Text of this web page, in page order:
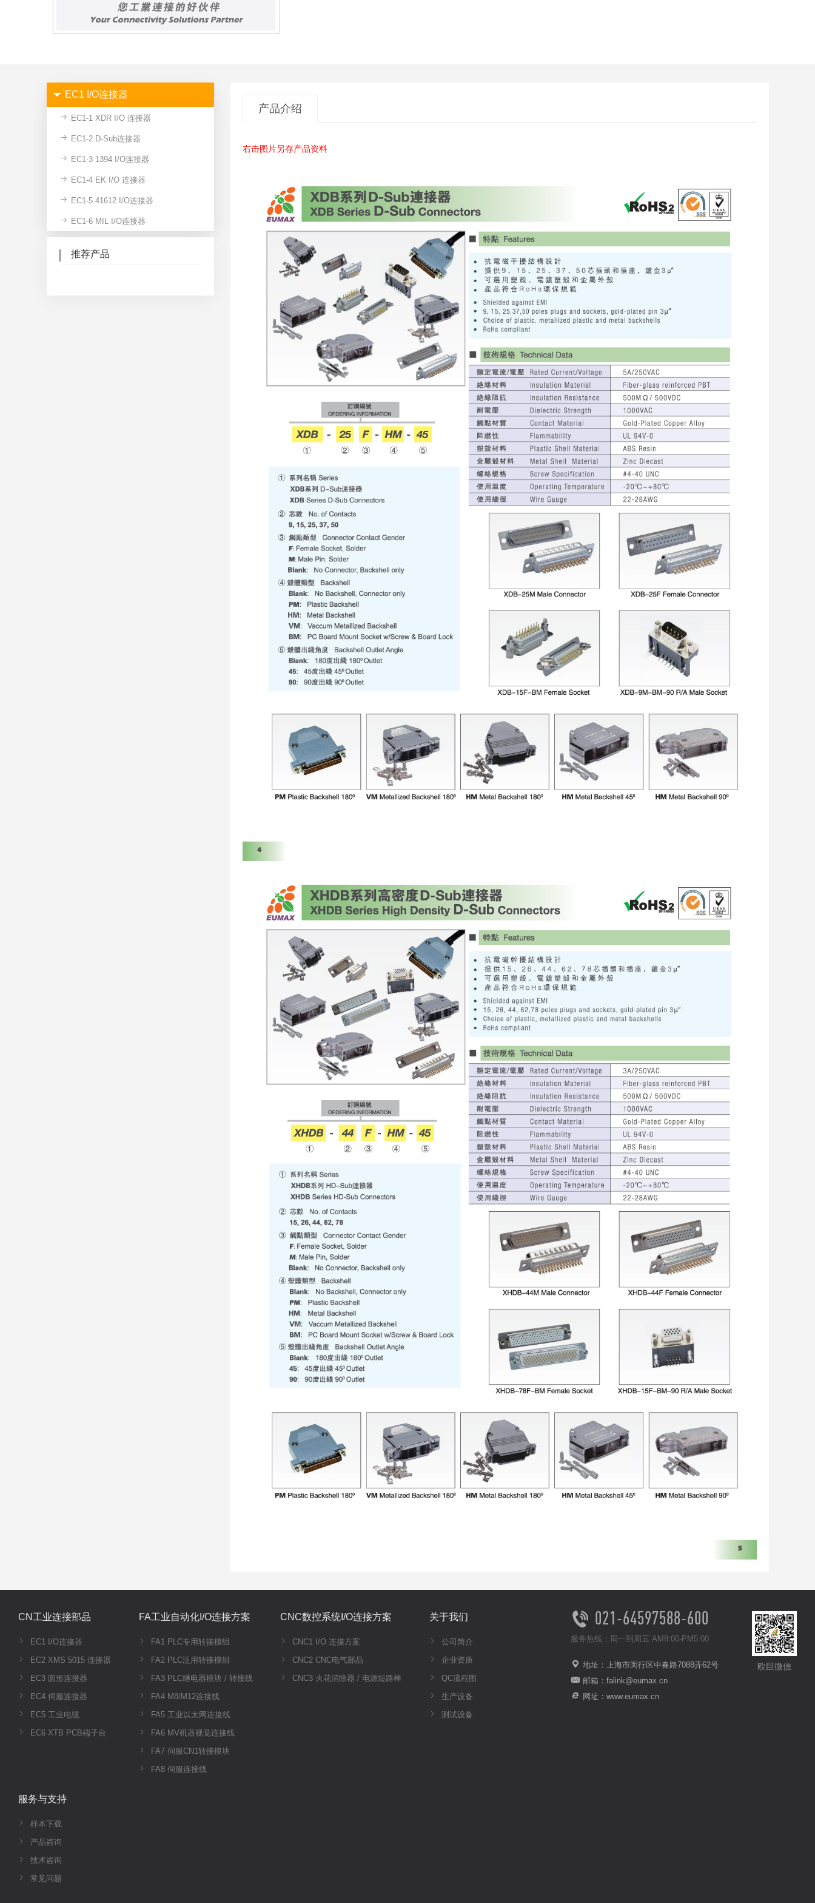
EC1 I/O连接器
EC1-1 XDR I/O 连接器
EC1-2 D-Sub连接器
EC1-3 1394 I/O连接器
EC1-4 EK I/O 连接器
EC1-5 41612 I/O连接器
EC1-6 MIL I/O连接器
推荐产品
产品介绍
右击图片另存产品资料
CN工业连接部品
EC1 I/O连接器
EC2 XMS 5015 连接器
EC3 圆形连接器
EC4 伺服连接器
EC5 工业电缆
EC6 XTB PCB端子台
FA工业自动化I/O连接方案
FA1 PLC专用转接模组
FA2 PLC泛用转接模组
FA3 PLC继电器模块 / 转接线
FA4 M8/M12连接线
FA5 工业以太网连接线
FA6 MV机器视觉连接线
FA7 伺服CN1转接模块
FA8 伺服连接线
CNC数控系统I/O连接方案
CNC1 I/O 连接方案
CNC2 CNC电气部品
CNC3 火花消除器 / 电源短路棒
关于我们
公司简介
企业资质
QC流程图
生产设备
测试设备
服务与支持
样本下载
产品咨询
技术咨询
常见问题
021-64597588-600
服务热线：周一到周五 AM8:00-PM5:00
地址：上海市闵行区中春路7088弄62号
邮箱：falink@eumax.cn
网址：www.eumax.cn
欧巨微信